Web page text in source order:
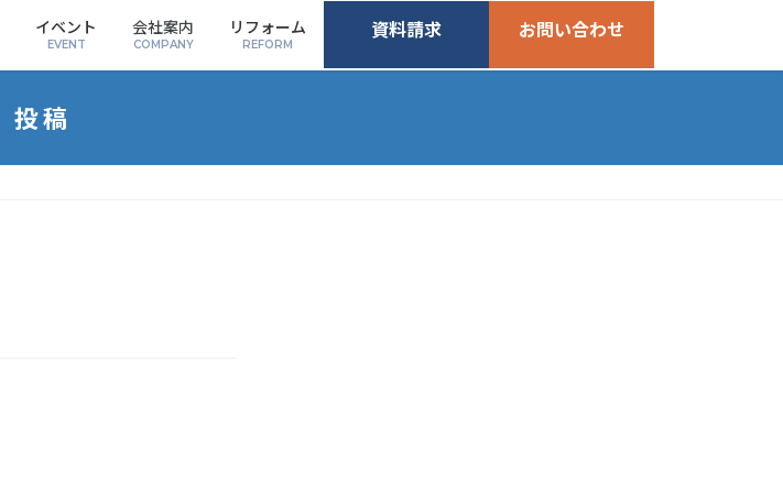
イベント
EVENT
会社案内
COMPANY
リフォーム
REFORM
資料請求 お問い合わせ
投稿